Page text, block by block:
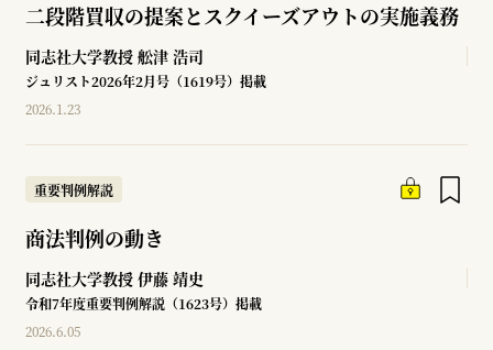
二段階買収の提案とスクイーズアウトの実施義務
同志社大学教授 舩津 浩司
ジュリスト2026年2月号（1619号）掲載
2026.1.23
重要判例解説
商法判例の動き
同志社大学教授 伊藤 靖史
令和7年度重要判例解説（1623号）掲載
2026.6.05